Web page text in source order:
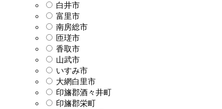
白井市
富里市
南房総市
匝瑳市
香取市
山武市
いすみ市
大網白里市
印旛郡酒々井町
印旛郡栄町